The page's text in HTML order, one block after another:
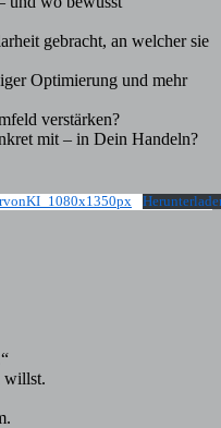
gebracht, an welcher sie
Optimierung und mehr
verstärken?
mit – in Dein Handeln?
willst.